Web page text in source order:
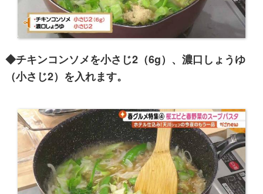
◆チキンコンソメを小さじ2（6g）、濃口しょうゆ
（小さじ2）を入れます。